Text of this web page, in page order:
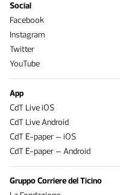
Social
Facebook
Instagram
Twitter
YouTube
App
CdT Live iOS
CdT Live Android
CdT E-paper – iOS
CdT E-paper – Android
Gruppo Corriere del Ticino